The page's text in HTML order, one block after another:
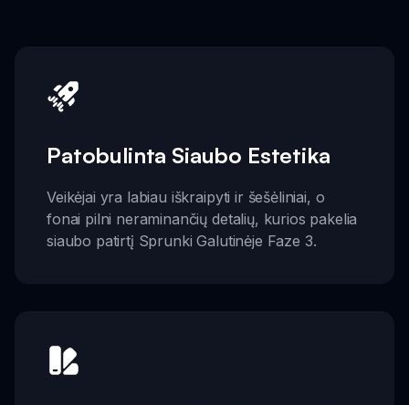
Patobulinta Siaubo Estetika
Veikėjai yra labiau iškraipyti ir šešėliniai, o
fonai pilni neraminančių detalių, kurios pakelia
siaubo patirtį Sprunki Galutinėje Faze 3.